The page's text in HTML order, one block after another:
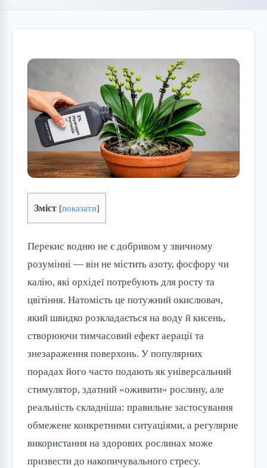
Зміст [показати]
Перекис водню не є добривом у звичному
розумінні — він не містить азоту, фосфору чи
калію, які орхідеї потребують для росту та
цвітіння. Натомість це потужний окислювач,
який швидко розкладається на воду й кисень,
створюючи тимчасовий ефект аерації та
знезараження поверхонь. У популярних
порадах його часто подають як універсальний
стимулятор, здатний «оживити» рослину, але
реальність складніша: правильне застосування
обмежене конкретними ситуаціями, а регулярне
використання на здорових рослинах може
призвести до накопичувального стресу.